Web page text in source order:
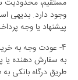
مستقیم، محدودیت
وجود دارد. بدیهی
پیشنهاد یا وجه
4- عودت وجه به
به سفارش دهنده یا
طریق درگاه بانکی